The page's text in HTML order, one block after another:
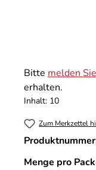
Bitte melden
erhalten.
Inhalt: 10
Zum Merkzettel
Menge pro